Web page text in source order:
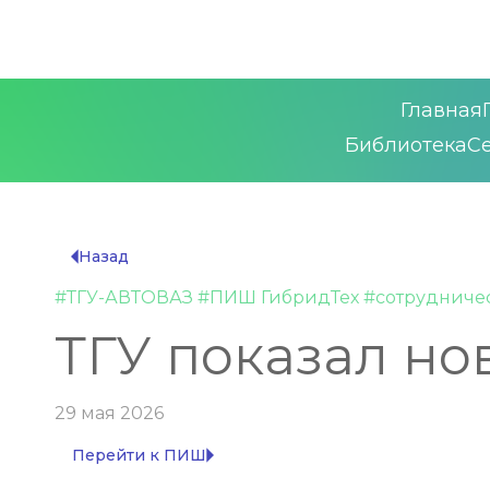
Главная
Библиотека
arrow_left
Назад
#ТГУ-АВТОВАЗ #ПИШ ГибридТех
ТГУ показал
29 мая 2026
arrow_right
Перейти к ПИШ